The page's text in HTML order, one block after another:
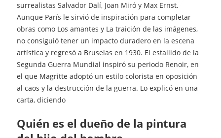
surrealistas Salvador Dalí, Joan Miró y Max Ernst.
Aunque París le sirvió de inspiración para completar
obras como Los amantes y La traición de las imágenes,
no consiguió tener un impacto duradero en la escena
artística y regresó a Bruselas en 1930. El estallido de la
Segunda Guerra Mundial inspiró su periodo Renoir, en
el que Magritte adoptó un estilo colorista en oposición
al caos y la destrucción de la guerra. Lo explicó en una
carta, diciendo
quién es el dueño de la pintura